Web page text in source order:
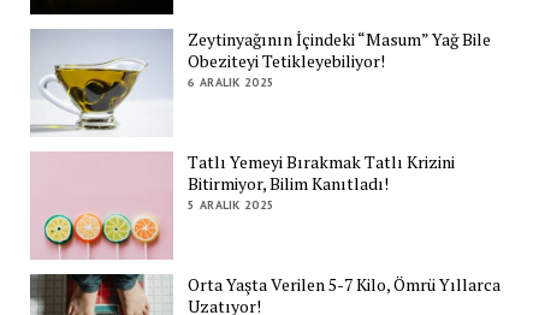
Zeytinyağının İçindeki “Masum” Yağ Bile
Obeziteyi Tetikleyebiliyor!
6 ARALIK 2025
Tatlı Yemeyi Bırakmak Tatlı Krizini
Bitirmiyor, Bilim Kanıtladı!
5 ARALIK 2025
Orta Yaşta Verilen 5-7 Kilo, Ömrü Yıllarca
Uzatıyor!